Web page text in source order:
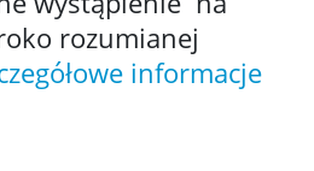
rozumianej
informacje